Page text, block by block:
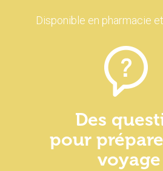
Disponible en pharmacie
Des
pour
voyage